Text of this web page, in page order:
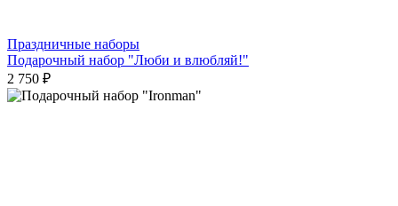
Праздничные наборы
Подарочный набор "Люби и влюбляй!"
2 750 ₽